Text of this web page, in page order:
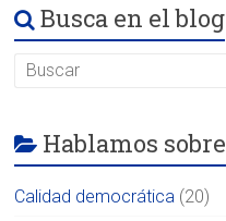
Busca en el blog
Hablamos sobre
Calidad democrática (20)